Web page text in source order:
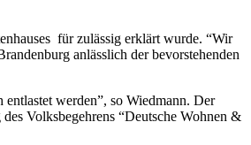
für zulässig erklärt wurde. “Wir
anlässlich der bevorstehenden
werden”, so Wiedmann. Der
Volksbegehrens “Deutsche Wohnen &